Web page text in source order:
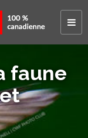
faune